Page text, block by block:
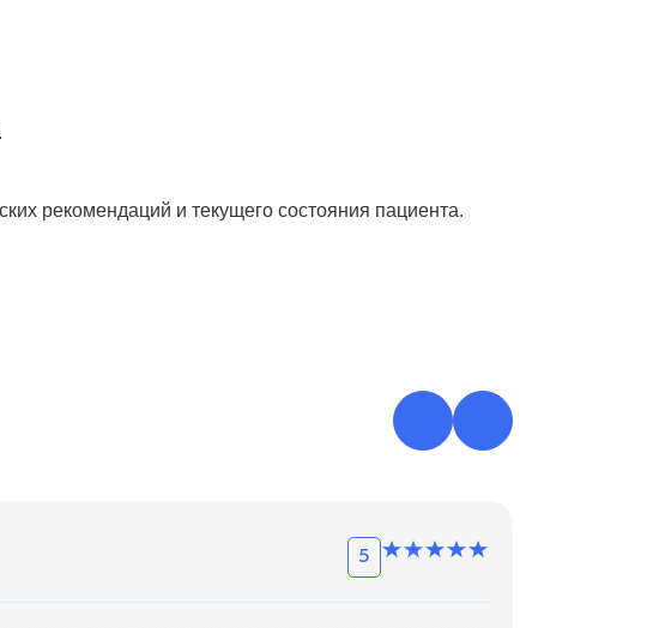
рекомендаций и текущего состояния пациента.
5